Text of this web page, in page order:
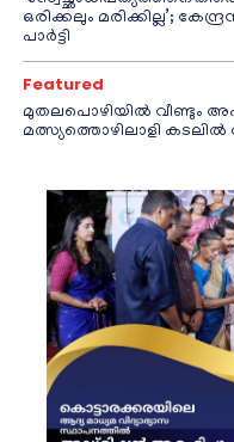
ഒരിക്കലും മരിക്കില്ല’;
പാർട്ടി
Featured
മുതലപൊഴിയിൽ വീണ്ടും
മത്സ്യത്തൊഴിലാളി